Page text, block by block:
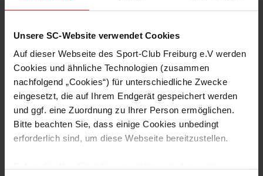
Unsere SC-Website verwendet Cookies
Auf dieser Webseite des Sport-Club Freiburg e.V werden
Cookies und ähnliche Technologien (zusammen
nachfolgend „Cookies“) für unterschiedliche Zwecke
eingesetzt, die auf Ihrem Endgerät gespeichert werden
und ggf. eine Zuordnung zu Ihrer Person ermöglichen.
Bitte beachten Sie, dass einige Cookies unbedingt
erforderlich sind, um diese Webseite bereitzustellen.
FAN WERDEN:
MITGLIED WERDEN